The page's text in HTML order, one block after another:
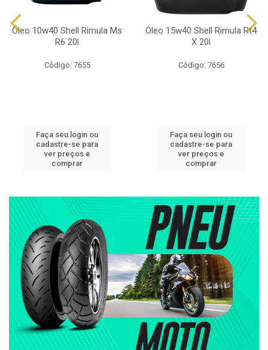
Óleo 10w40 Shell Rimula Ms
R6 20l
Código: 7655
Faça seu login ou
cadastre-se para
ver preços e
comprar
Óleo 15w40 Shell Rimula Rt4
X 20l
Código: 7656
Faça seu login ou
cadastre-se para
ver preços e
comprar